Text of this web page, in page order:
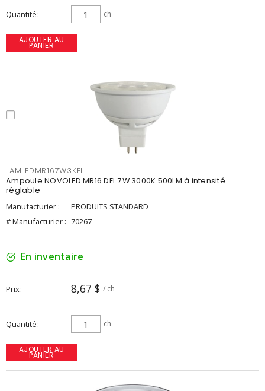
Quantité ch
AJOUTER AU
PANIER
LAMLEDMR167W3KFL
Ampoule NOVOLED MR16 DEL 7W 3000K 500LM à intensité
réglable
Manufacturier :
PRODUITS STANDARD
# Manufacturier : 70267
En inventaire
Prix 8,67 $ / ch
Quantité ch
AJOUTER AU
PANIER